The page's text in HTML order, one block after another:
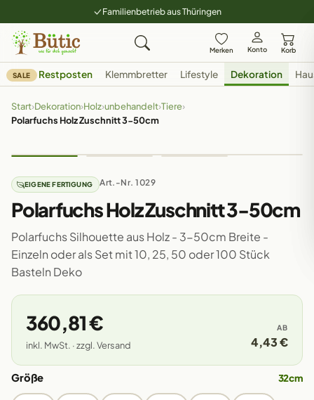
Familienbetrieb aus Thüringen
Merken Konto Korb
SALE Restposten Klemmbretter Lifestyle Dekoration
Start›Dekoration›Holz›unbehandelt›Tiere›
Polarfuchs Holz Zuschnitt 3-50cm
EIGENE FERTIGUNG Art.-Nr. 1029
Polarfuchs Holz Zuschnitt 3-50cm
Polarfuchs Silhouette aus Holz - 3-50cm Breite -
Einzeln oder als Set mit 10, 25, 50 oder 100 Stück
Basteln Deko
360,81 €
inkl. MwSt. · zzgl. Versand
AB
4,43 €
Größe 32cm